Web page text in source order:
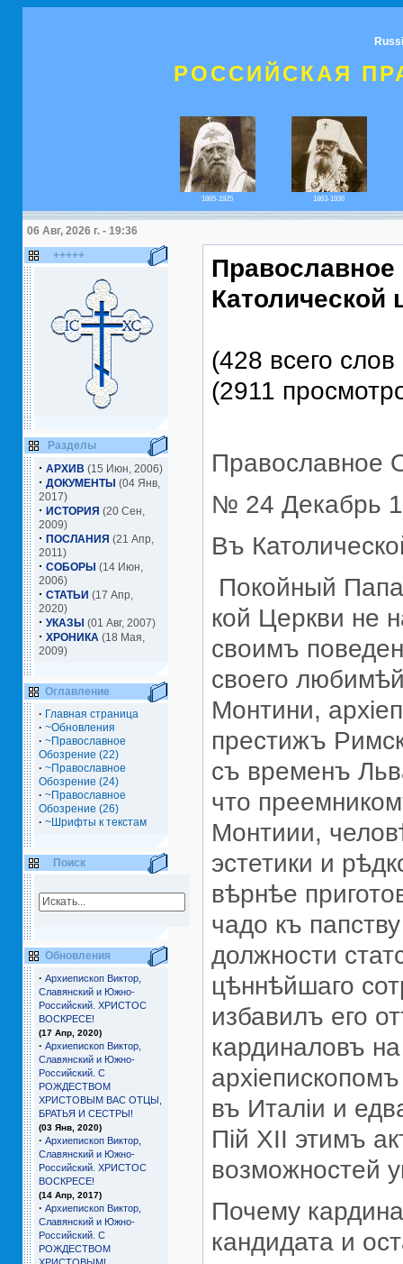
РОССИЙСКАЯ
1865-1925 1863-1936
06 Авг, 2026 г. - 19:36
+++++
Разделы
· АРХИВ (15 Июн, 2006)
· ДОКУМЕНТЫ (04 Янв,
2017)
· ИСТОРИЯ (20 Сен,
2009)
· ПОСЛАНИЯ (21 Апр,
2011)
· СОБОРЫ (14 Июн,
2006)
· СТАТЬИ (17 Апр,
2020)
· УКАЗЫ (01 Авг, 2007)
· ХРОНИКА (18 Мая,
2009)
Оглавление
· Главная страница
· ~Обновления
· ~Православное
Обозрение (22)
· ~Православное
Обозрение (24)
· ~Православное
Обозрение (26)
· ~Шрифты к текстам
Поиск
Обновления
· Архиепископ Виктор,
Славянский и Южно-
Российский. ХРИСТОС
ВОСКРЕСЕ!
(17 Апр, 2020)
· Архиепископ Виктор,
Славянский и Южно-
Российский. С
РОЖДЕСТВОМ
ХРИСТОВЫМ ВАС ОТЦЫ,
БРАТЬЯ И СЕCТРЫ!
(03 Янв, 2020)
· Архиепископ Виктор,
Славянский и Южно-
Российский. ХРИСТОС
ВОСКРЕСЕ!
(14 Апр, 2017)
· Архиепископ Виктор,
Славянский и Южно-
Российский. С
РОЖДЕСТВОМ
Католической
(428 всего слов
(2911
Православное
№ 24 Декабрь
Въ
Покойный
кой Церкви не
своимъ
своего
Монтини,
престижъ
съ временъ
что
Монтиии,
эстетики и
вѣрнѣе
чадо къ
должности
цѣннѣйшаго
избавилъ его
кардиналовъ
въ Италiи и
Пiй ХII этимъ
возможностей
Почему
кандидата и